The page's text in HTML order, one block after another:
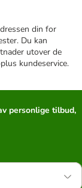
din for
Du kan
utover de
kundeservice.
personlige tilbud,